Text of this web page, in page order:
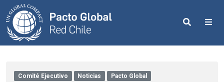
Search
Comité Ejecutivo Noticias Pacto Global